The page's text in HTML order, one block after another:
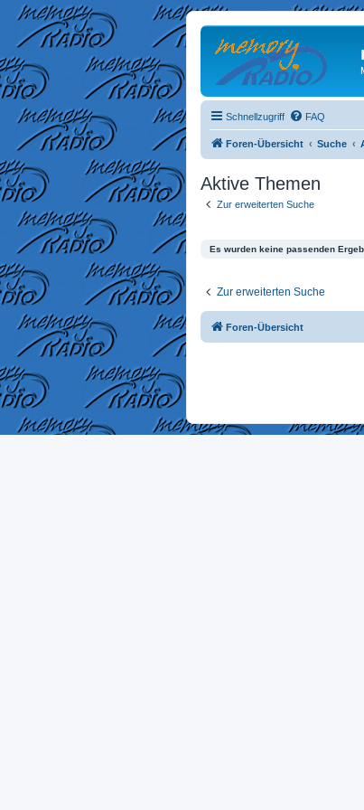
Schnellzugriff FAQ
Foren-Übersicht Suche
Aktive Themen
Zur erweiterten Suche
Es wurden keine passenden
Zur erweiterten Suche
Foren-Übersicht